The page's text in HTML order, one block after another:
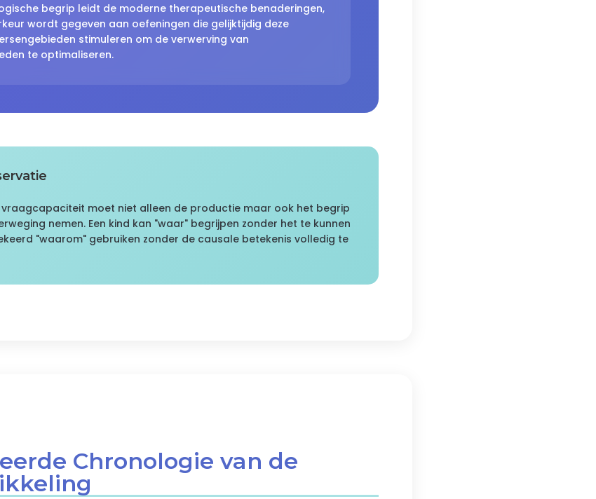
begrip leidt de moderne therapeutische benaderingen,
wordt gegeven aan oefeningen die gelijktijdig deze
stimuleren om de verwerving van
te optimaliseren.
vraagcapaciteit moet niet alleen de productie maar ook het begrip
nemen. Een kind kan "waar" begrijpen zonder het te kunnen
"waarom" gebruiken zonder de causale betekenis volledig te
Chronologie van de